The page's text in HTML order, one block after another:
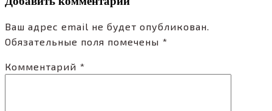
Ваш адрес email не будет опубликован.
Обязательные поля помечены *
Комментарий *